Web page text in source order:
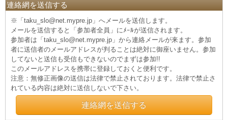
連絡網を送信する
※「taku_slo@net.mypre.jp」へメールを送信します。
メールを送信すると「参加者全員」にﾒｰﾙが送信されます。
参加者は「taku_slo@net.mypre.jp」から連絡メールが来ます。参加
者に送信者のメールアドレスが判ることは絶対に御座いません。参加
してないと送信も受信もできないのでまずは参加!!
このメールアドレスを携帯に登録しておくと便利です。
注意：無修正画像の送信は法律で禁止されております。法律で禁止さ
れている内容は絶対に送信しないで下さい。
連絡網を送信する